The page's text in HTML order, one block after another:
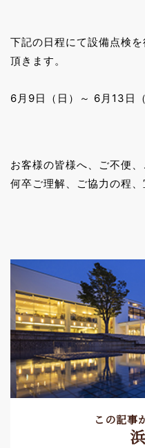
下記の日程にて設備点検
頂きます。
6月9日（日）～ 6月13日（
お客様の皆様へ、ご不便
何卒ご理解、ご協力の程、
この記事